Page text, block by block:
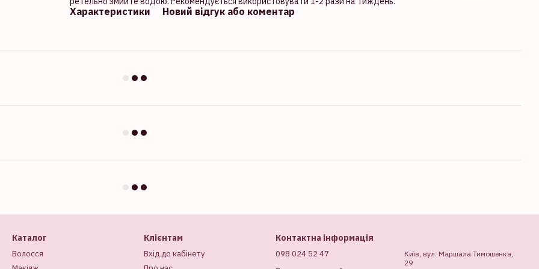
Характеристики Новий відгук або коментар
Каталог
Волосся
Клієнтам
Вхід до кабінету
Контактна інформація
098 024 52 47
Київ, вул. Маршала Тимошенка,
29